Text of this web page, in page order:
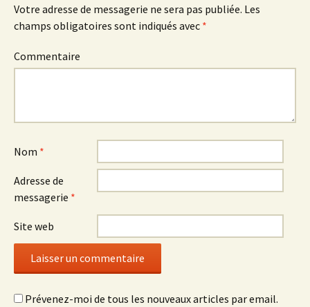
Votre adresse de messagerie ne sera pas publiée. Les
champs obligatoires sont indiqués avec *
Commentaire
Nom *
Adresse de
messagerie *
Site web
Prévenez-moi de tous les nouveaux articles par email.